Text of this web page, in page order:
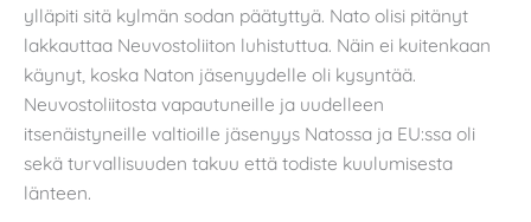
ylläpiti sitä kylmän sodan päätyttyä. Nato olisi pitänyt
lakkauttaa Neuvostoliiton luhistuttua. Näin ei kuitenkaan
käynyt, koska Naton jäsenyydelle oli kysyntää.
Neuvostoliitosta vapautuneille ja uudelleen
itsenäistyneille valtioille jäsenyys Natossa ja EU:ssa oli
sekä turvallisuuden takuu että todiste kuulumisesta
länteen.